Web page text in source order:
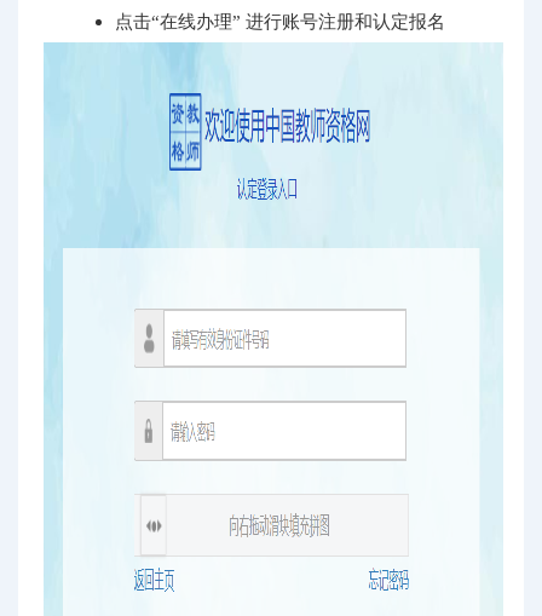
点击“在线办理” 进行账号注册和认定报名